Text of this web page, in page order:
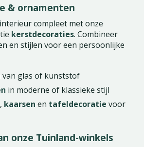
& ornamenten
compleet met onze
kerstdecoraties. Combineer
en stijlen voor een persoonlijke
van glas of kunststof
in moderne of klassieke stijl
, kaarsen en tafeldecoratie voor
onze Tuinland-winkels